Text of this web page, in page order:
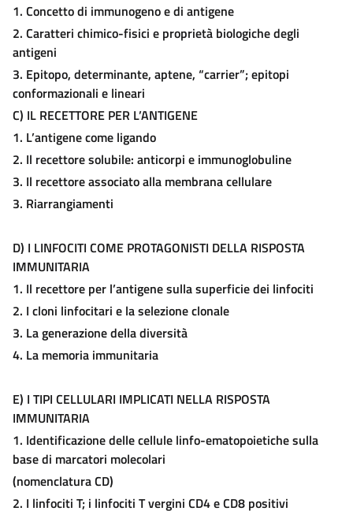
1. Concetto di immunogeno e di antigene
2. Caratteri chimico-fisici e proprietà biologiche degli
antigeni
3. Epitopo, determinante, aptene, “carrier”; epitopi
conformazionali e lineari
C) IL RECETTORE PER L’ANTIGENE
1. L’antigene come ligando
2. Il recettore solubile: anticorpi e immunoglobuline
3. Il recettore associato alla membrana cellulare
3. Riarrangiamenti
D) I LINFOCITI COME PROTAGONISTI DELLA RISPOSTA
IMMUNITARIA
1. Il recettore per l’antigene sulla superficie dei linfociti
2. I cloni linfocitari e la selezione clonale
3. La generazione della diversità
4. La memoria immunitaria
E) I TIPI CELLULARI IMPLICATI NELLA RISPOSTA
IMMUNITARIA
1. Identificazione delle cellule linfo-ematopoietiche sulla
base di marcatori molecolari
(nomenclatura CD)
2. I linfociti T; i linfociti T vergini CD4 e CD8 positivi